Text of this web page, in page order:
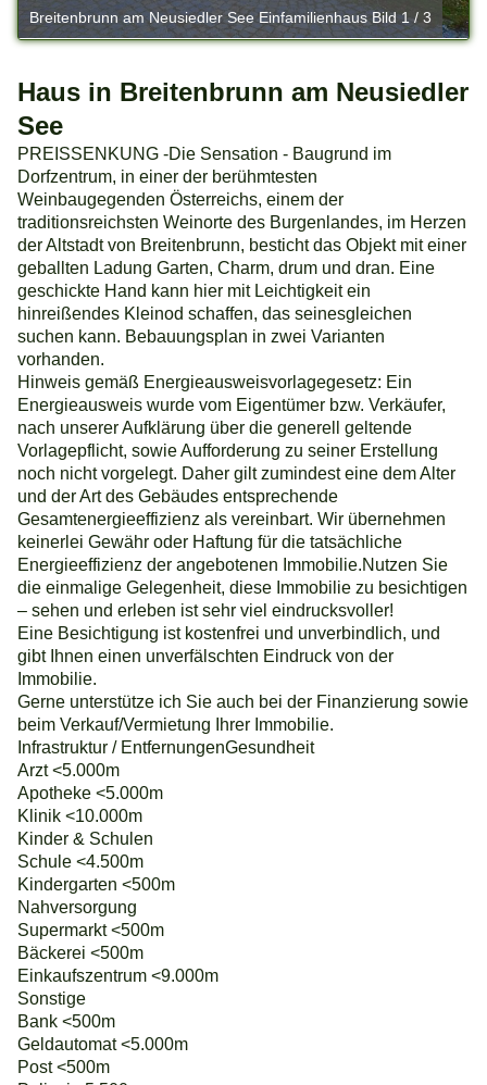
Breitenbrunn am Neusiedler See Einfamilienhaus Bild 1 / 3
Haus in Breitenbrunn am Neusiedler
See
PREISSENKUNG -Die Sensation - Baugrund im
Dorfzentrum, in einer der berühmtesten
Weinbaugegenden Österreichs, einem der
traditionsreichsten Weinorte des Burgenlandes, im Herzen
der Altstadt von Breitenbrunn, besticht das Objekt mit einer
geballten Ladung Garten, Charm, drum und dran. Eine
geschickte Hand kann hier mit Leichtigkeit ein
hinreißendes Kleinod schaffen, das seinesgleichen
suchen kann. Bebauungsplan in zwei Varianten
vorhanden.
Hinweis gemäß Energieausweisvorlagegesetz: Ein
Energieausweis wurde vom Eigentümer bzw. Verkäufer,
nach unserer Aufklärung über die generell geltende
Vorlagepflicht, sowie Aufforderung zu seiner Erstellung
noch nicht vorgelegt. Daher gilt zumindest eine dem Alter
und der Art des Gebäudes entsprechende
Gesamtenergieeffizienz als vereinbart. Wir übernehmen
keinerlei Gewähr oder Haftung für die tatsächliche
Energieeffizienz der angebotenen Immobilie.Nutzen Sie
die einmalige Gelegenheit, diese Immobilie zu besichtigen
– sehen und erleben ist sehr viel eindrucksvoller!
Eine Besichtigung ist kostenfrei und unverbindlich, und
gibt Ihnen einen unverfälschten Eindruck von der
Immobilie.
Gerne unterstütze ich Sie auch bei der Finanzierung sowie
beim Verkauf/Vermietung Ihrer Immobilie.
Infrastruktur / EntfernungenGesundheit
Arzt <5.000m
Apotheke <5.000m
Klinik <10.000m
Kinder & Schulen
Schule <4.500m
Kindergarten <500m
Nahversorgung
Supermarkt <500m
Bäckerei <500m
Einkaufszentrum <9.000m
Sonstige
Bank <500m
Geldautomat <5.000m
Post <500m